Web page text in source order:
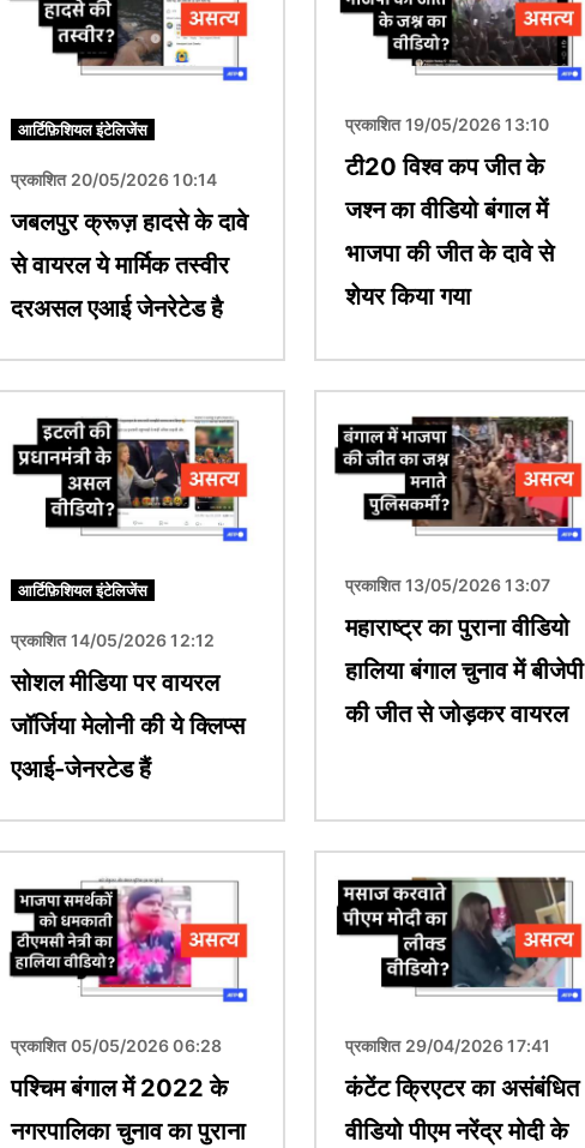
आर्टिफ़िशियल इंटेलिजेंस
प्रकाशित 20/05/2026 10:14
जबलपुर क्रूज़ हादसे के दावे
से वायरल ये मार्मिक तस्वीर
दरअसल एआई जेनरेटेड है
प्रकाशित 19/05/2026 13:10
टी20 विश्व कप जीत के
जश्न का वीडियो बंगाल में
भाजपा की जीत के दावे से
शेयर किया गया
आर्टिफ़िशियल इंटेलिजेंस
प्रकाशित 14/05/2026 12:12
सोशल मीडिया पर वायरल
जॉर्जिया मेलोनी की ये क्लिप्स
एआई-जेनरटेड हैं
प्रकाशित 13/05/2026 13:07
महाराष्ट्र का पुराना वीडियो
हालिया बंगाल चुनाव में बीजेपी
की जीत से जोड़कर वायरल
प्रकाशित 05/05/2026 06:28
पश्चिम बंगाल में 2022 के
नगरपालिका चुनाव का पुराना
प्रकाशित 29/04/2026 17:41
कंटेंट क्रिएटर का असंबंधित
वीडियो पीएम नरेंद्र मोदी के